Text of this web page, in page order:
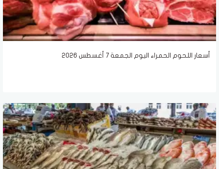
أسعار اللحوم الحمراء اليوم الجمعة 7 أغسطس 2026